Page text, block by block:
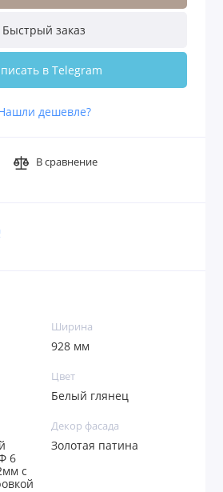
Быстрый заказ
в Telegram
дешевле?
В сравнение
Ширина
928 мм
Цвет
Белый глянец
6
с
Декор фасада
Золотая патина